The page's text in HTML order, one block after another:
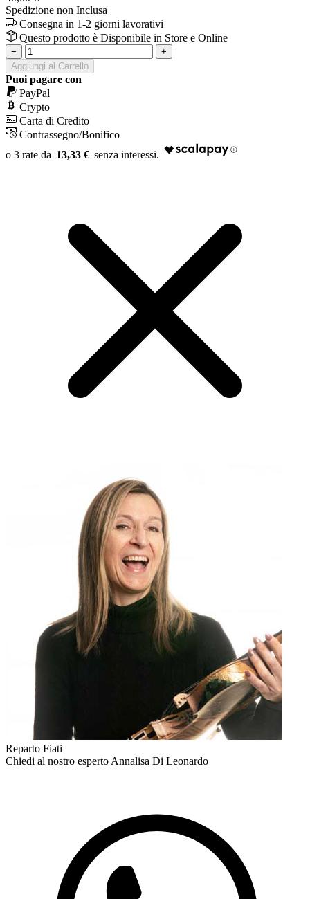
Spedizione non Inclusa
Consegna in 1-2 giorni lavorativi
Questo prodotto è Disponibile in Store e Online
−
+
Aggiungi al Carrello
Puoi pagare con
PayPal
Crypto
Carta di Credito
Contrassegno/Bonifico
13,33 €
Reparto Fiati
Chiedi al nostro espertoAnnalisa Di Leonardo